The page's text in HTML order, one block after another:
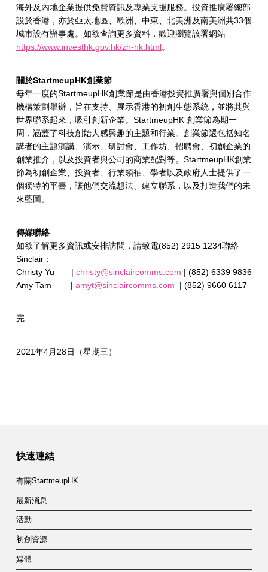
海外及內地企業提供免費資訊及專業支援服務。投資推廣署總部
設於香港，亦於亞太地區、歐洲、中東、北美洲及南美洲共33個
城市設有辦事處。如欲查詢更多資料，歡迎瀏覽該署網站
https://www.investhk.gov.hk/zh-hk.html。
關於StartmeupHK創業節
每年一度的StartmeupHK創業節是由香港投資推廣署與個別合作
機構策劃舉辦，旨在支持、展示香港的初創生態系統，並將其與
世界聯系起來，吸引創新企業。StartmeupHK 創業節為期一
周，涵蓋了科技創始人感興趣的主題和行業。創業節還包括知名
講者的主題演講、演示、研討會、工作坊、招聘會、初創企業的
創業推介，以及投資者與公司的商業配對等。StartmeupHK創業
節為初創企業、投資者、行業領袖、學者以及政府人士提供了一
個獨特的平臺，讓他們交流想法、建立聯系，以及打造我們的未
來藍圖。
傳媒聯絡
如欲了解更多資訊或安排訪問，請致電(852) 2915 1234聯絡
Sinclair：
Christy Yu | christy@sinclaircomms.com | (852) 6339 9836
Amy Tam | amyt@sinclaircomms.com | (852) 9660 6117
完
2021年4月28日（星期三）
快速連結
有關StartmeupHK
最新消息
活動
初創資源
媒體